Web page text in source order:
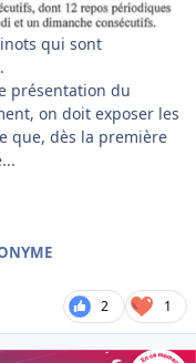
qui sont
présentation du
on doit exposer les
que, dès la première
2 1